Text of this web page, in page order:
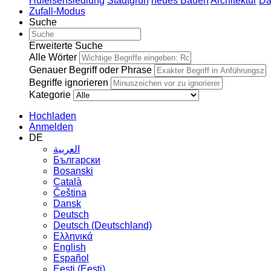
Zufall-Modus
Suche
Erweiterte Suche
Alle Wörter
Genauer Begriff oder Phrase
Begriffe ignorieren
Kategorie
Hochladen
Anmelden
DE
العربية
Български
Bosanski
Сatalà
Čeština
Dansk
Deutsch
Deutsch (Deutschland)
Ελληνικά
English
Español
Eesti (Eesti)